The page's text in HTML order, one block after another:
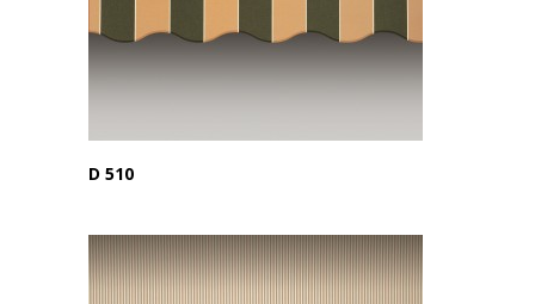
D 510